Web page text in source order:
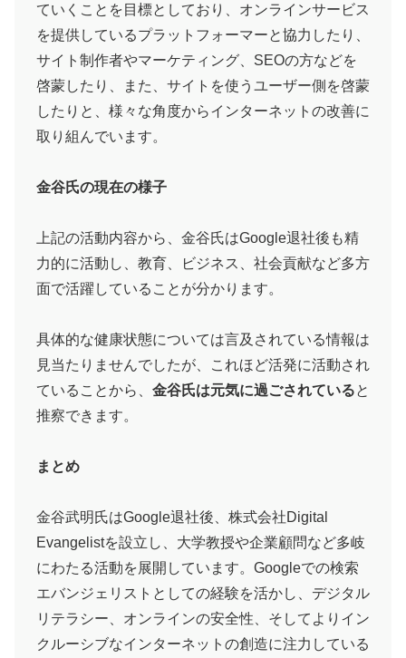
ていくことを目標としており、オンラインサービス
を提供しているプラットフォーマーと協力したり、
サイト制作者やマーケティング、SEOの方などを
啓蒙したり、また、サイトを使うユーザー側を啓蒙
したりと、様々な角度からインターネットの改善に
取り組んでいます。
金谷氏の現在の様子
上記の活動内容から、金谷氏はGoogle退社後も精
力的に活動し、教育、ビジネス、社会貢献など多方
面で活躍していることが分かります。
具体的な健康状態については言及されている情報は
見当たりませんでしたが、これほど活発に活動され
ていることから、 金谷氏は元気に過ごされていると
推察できます。
まとめ
金谷武明氏はGoogle退社後、株式会社Digital
Evangelistを設立し、大学教授や企業顧問など多岐
にわたる活動を展開しています。Googleでの検索
エバンジェリストとしての経験を活かし、デジタル
リテラシー、オンラインの安全性、そしてよりイン
クルーシブなインターネットの創造に注力している